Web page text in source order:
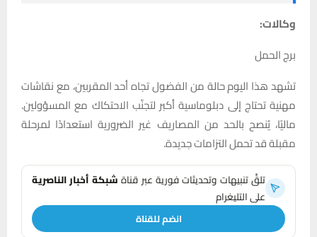
وكالات:
برج الحمل
تشهد هذا اليوم حالة من الفضول تجاه أحد المقربين، مع نقاشات
مهنية تحتاج إلى دبلوماسية أكبر لتجنّب الاحتكاك مع المسؤولين.
ماليًا، يُنصح بالحد من المصاريف غير الضرورية استعدادًا لمرحلة
مقبلة قد تحمل التزامات جديدة.
تلقَّ تنبيهات وتحديثات فورية عبر قناةشبكة أخبار الناصرية
على التليغرام
انضم للقناة